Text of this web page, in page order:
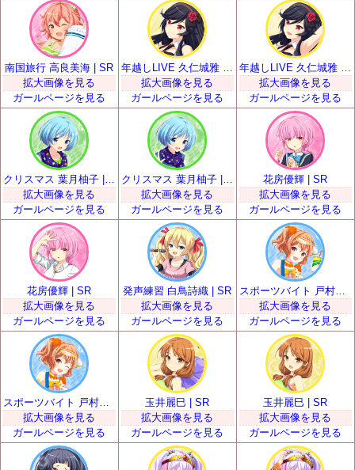
南国旅行 高良美海 | SR
拡大画像を見る
ガールページを見る
拡大画像を見る
ガールページを見る
拡大画像を見る
ガールページを見る
拡大画像を見る
ガールページを見る
クリスマス 葉月柚子 | SR
拡大画像を見る
ガールページを見る
花房優輝 | SR
拡大画像を見る
ガールページを見る
花房優輝 | SR
拡大画像を見る
ガールページを見る
発声練習 白鳥詩織 | SR
拡大画像を見る
ガールページを見る
スポーツバイト 戸村美知留 | SR
拡大画像を見る
ガールページを見る
拡大画像を見る
ガールページを見る
玉井麗巳 | SR
拡大画像を見る
ガールページを見る
玉井麗巳 | SR
拡大画像を見る
ガールページを見る